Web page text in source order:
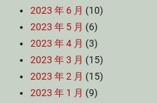
2023 年 6 月 (10)
2023 年 5 月 (6)
2023 年 4 月 (3)
2023 年 3 月 (15)
2023 年 2 月 (15)
2023 年 1 月 (9)